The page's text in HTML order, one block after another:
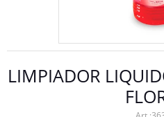
LIMPIADOR